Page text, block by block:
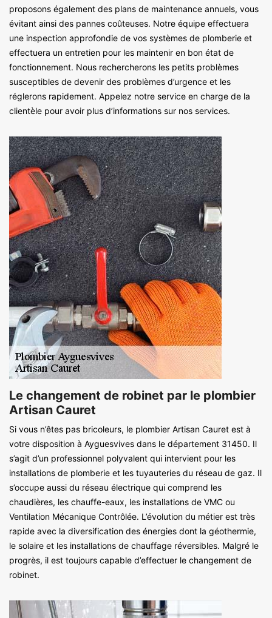
proposons également des plans de maintenance annuels, vous
évitant ainsi des pannes coûteuses. Notre équipe effectuera
une inspection approfondie de vos systèmes de plomberie et
effectuera un entretien pour les maintenir en bon état de
fonctionnement. Nous rechercherons les petits problèmes
susceptibles de devenir des problèmes d’urgence et les
réglerons rapidement. Appelez notre service en charge de la
clientèle pour avoir plus d’informations sur nos services.
Le changement de robinet par le plombier
Artisan Cauret
Si vous n’êtes pas bricoleurs, le plombier Artisan Cauret est à
votre disposition à Ayguesvives dans le département 31450. Il
s’agit d’un professionnel polyvalent qui intervient pour les
installations de plomberie et les tuyauteries du réseau de gaz. Il
s’occupe aussi du réseau électrique qui comprend les
chaudières, les chauffe-eaux, les installations de VMC ou
Ventilation Mécanique Contrôlée. L’évolution du métier est très
rapide avec la diversification des énergies dont la géothermie,
le solaire et les installations de chauffage réversibles. Malgré le
progrès, il est toujours capable d’effectuer le changement de
robinet.